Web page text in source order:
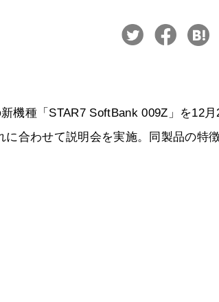
機種「STAR7 SoftBank 009Z」を12月
合わせて説明会を実施。同製品の特